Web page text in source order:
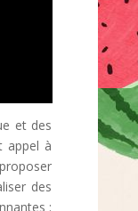
et des
appel à
des
: